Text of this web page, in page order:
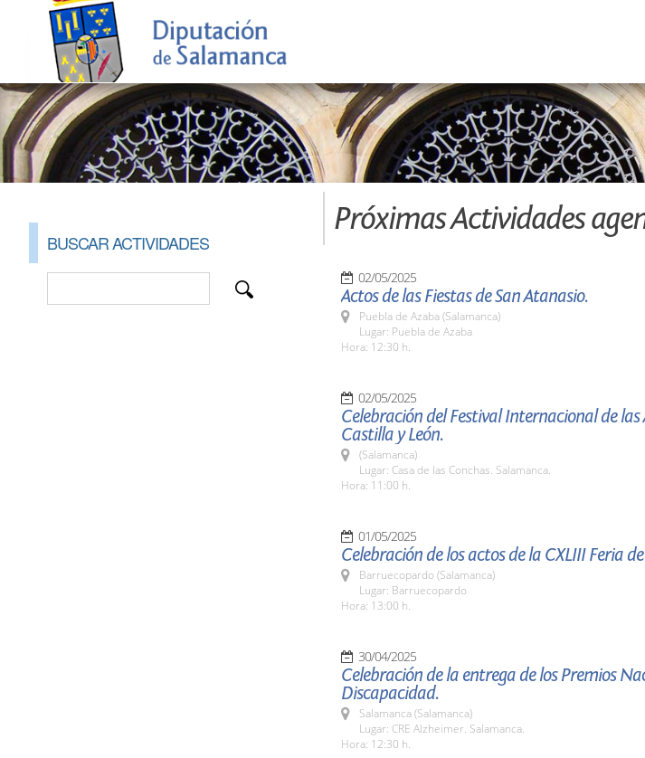
BUSCAR ACTIVIDADES
Próximas Actividades
02/05/2025
Actos de las Fiestas de San Atanasio.
Puebla de Azaba (Salamanca)
Lugar: Puebla de Azaba
Hora: 12:30 h.
02/05/2025
Celebración del Festival Internacional de las
Castilla y León.
(Salamanca)
Lugar: Casa de las Conchas. Salamanca.
Hora: 11:00 h.
01/05/2025
Celebración de los actos de la CXLIII Feria
Barruecopardo (Salamanca)
Lugar: Barruecopardo
Hora: 13:00 h.
30/04/2025
Celebración de la entrega de los Premios
Discapacidad.
Salamanca (Salamanca)
Lugar: CRE Alzheimer. Salamanca.
Hora: 12:30 h.